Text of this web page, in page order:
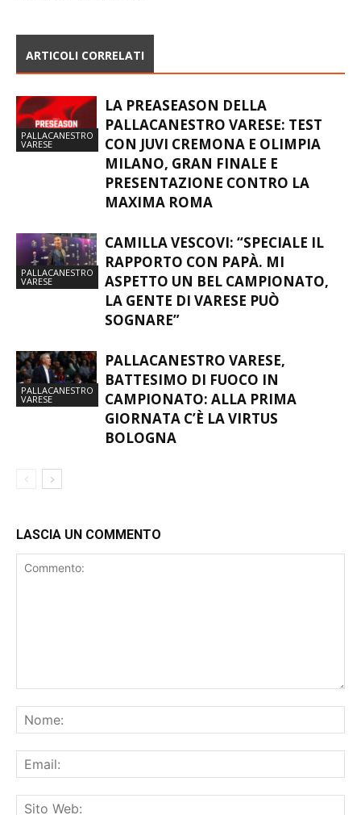
ARTICOLI CORRELATI
PALLACANESTRO
VARESE
LA PREASEASON DELLA
PALLACANESTRO VARESE: TEST
CON JUVI CREMONA E OLIMPIA
MILANO, GRAN FINALE E
PRESENTAZIONE CONTRO LA
MAXIMA ROMA
PALLACANESTRO
VARESE
CAMILLA VESCOVI: “SPECIALE IL
RAPPORTO CON PAPÀ. MI
ASPETTO UN BEL CAMPIONATO,
LA GENTE DI VARESE PUÒ
SOGNARE”
PALLACANESTRO
VARESE
PALLACANESTRO VARESE,
BATTESIMO DI FUOCO IN
CAMPIONATO: ALLA PRIMA
GIORNATA C’È LA VIRTUS
BOLOGNA
LASCIA UN COMMENTO